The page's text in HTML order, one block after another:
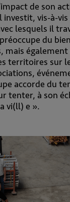
de son
investit, vis-à-
lesquels il
du
mais
territoires sur
accorde du
tenter, à son
vi(ll) e ».